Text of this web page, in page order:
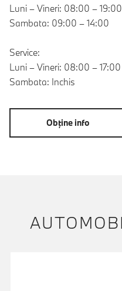
Luni – Vineri: 08:00 – 19:00
Sambata: 09:00 – 14:00
Service:
Luni – Vineri: 08:00 – 17:00
Sambata: Inchis
Obţine info